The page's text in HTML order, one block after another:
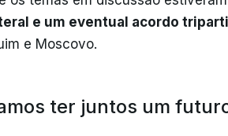
e um eventual acordo
e Moscovo.
ter juntos um